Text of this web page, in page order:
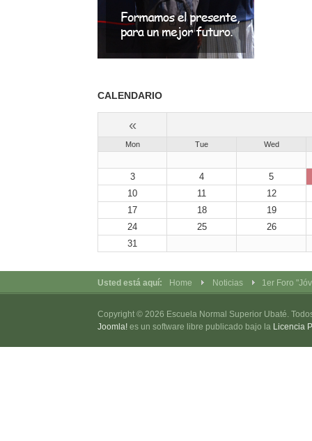
CALENDARIO
«
Mon Tue Wed
3 4
5
10
11
12
17
18
19
24
25
26
31
Usted está aquí: Home Noticias 1er Foro
Copyright © 2026 Escuela Normal Superior Ubaté.
Joomla! es un software libre publicado bajo la Licencia